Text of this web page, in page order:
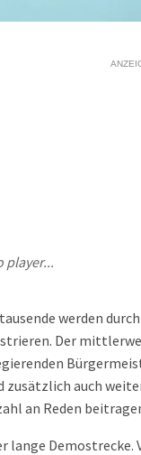
player...
werden
Der
zusätzlich auch
an Reden
lange Demostrecke.